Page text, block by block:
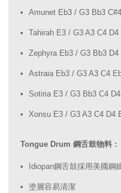
Amunet Eb3 / G3 Bb3
Tahirah E3 / G3 A3 C4
Zephyra Eb3 / G3 Bb3
Astraia Eb3 / G3 A3 C4
Sotiria E3 / G3 Bb3 C4
Xonsu E3 / G3 A3 C4 D4
Tongue Drum 鋼舌鼓物料 :
Idiopan鋼舌鼓採用美國鋼
塗層容易清潔